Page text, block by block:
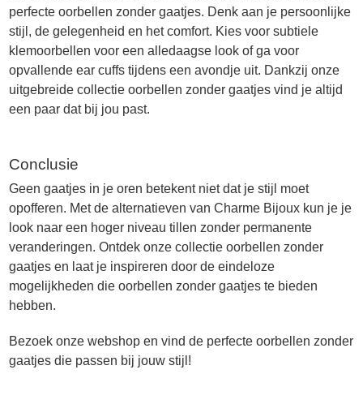
perfecte oorbellen zonder gaatjes. Denk aan je persoonlijke
stijl, de gelegenheid en het comfort. Kies voor subtiele
klemoorbellen voor een alledaagse look of ga voor
opvallende ear cuffs tijdens een avondje uit. Dankzij onze
uitgebreide collectie oorbellen zonder gaatjes vind je altijd
een paar dat bij jou past.
Conclusie
Geen gaatjes in je oren betekent niet dat je stijl moet
opofferen. Met de alternatieven van Charme Bijoux kun je je
look naar een hoger niveau tillen zonder permanente
veranderingen. Ontdek onze collectie oorbellen zonder
gaatjes en laat je inspireren door de eindeloze
mogelijkheden die oorbellen zonder gaatjes te bieden
hebben.
Bezoek onze webshop en vind de perfecte oorbellen zonder
gaatjes die passen bij jouw stijl!